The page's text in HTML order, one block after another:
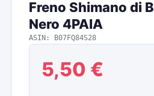
Freno Shimano di
Nero 4PAIA
ASIN: B07FQ84S28
5,50 €